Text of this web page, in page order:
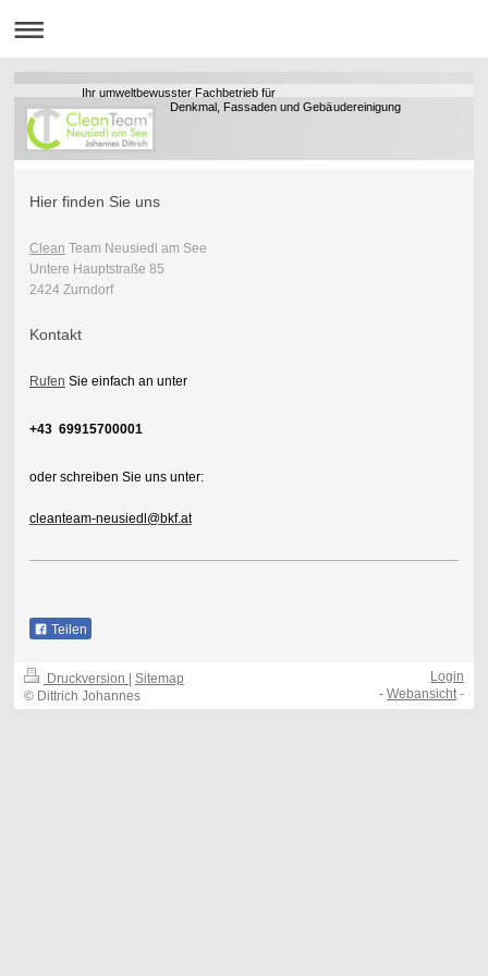
Ihr umweltbewusster Fachbetrieb für
Denkmal, Fassaden und Gebäudereinigung
Hier finden Sie uns
Clean Team Neusiedl am See
Untere Hauptstraße 85
2424 Zurndorf
Kontakt
Rufen Sie einfach an unter
+43 69915700001
oder schreiben Sie uns unter:
cleanteam-neusiedl@bkf.at
Teilen
Druckversion | Sitemap
© Dittrich Johannes
Login
-Webansicht -